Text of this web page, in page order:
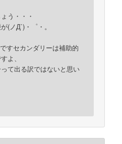
う・・・
(ノД`)・゜・。
すセカンダリーは補助的
よ、
て出る訳ではないと思い